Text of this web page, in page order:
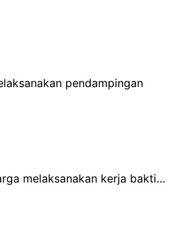
pendampingan
melaksanakan kerja bakti…